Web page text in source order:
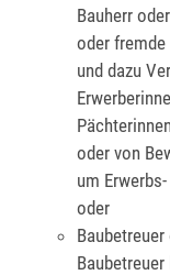
Bauherr
oder fremde
und dazu
oder von
um
oder